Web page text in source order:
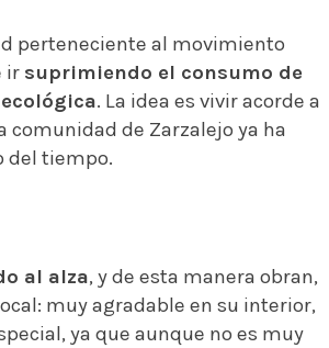
perteneciente al movimiento
ir suprimiendo el consumo de
. La idea es vivir acorde a
de Zarzalejo ya ha
del tiempo.
al alza, y de esta manera obran,
muy agradable en su interior,
ya que aunque no es muy